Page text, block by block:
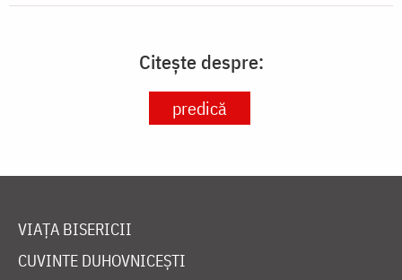
Citește despre:
predică
VIAȚA BISERICII
CUVINTE DUHOVNICEȘTI